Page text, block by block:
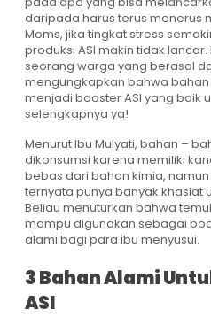
daripada harus terus menerus
Moms, jika tingkat stress
produksi ASI makin tidak lancar.
seorang warga yang berasal
mengungkapkan bahwa
menjadi booster ASI yang baik
selengkapnya ya!
Menurut Ibu Mulyati, bahan –
dikonsumsi karena memiliki
bebas dari bahan kimia,
ternyata punya banyak khasiat
Beliau menuturkan bahwa
mampu digunakan sebagai
alami bagi para ibu menyusui.
3 Bahan Alami
ASI